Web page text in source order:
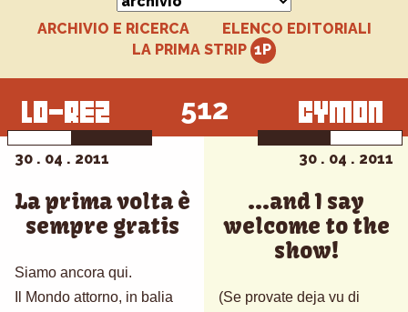
ARCHIVIO E RICERCA
ELENCO EDITORIALI
LA PRIMA STRIP
512
30 . 04 . 2011
La prima volta è
sempre gratis
Siamo ancora qui.
Il Mondo attorno, in balia
30 . 04 . 2011
...and I say
welcome to the
show!
(Se provate deja vu di